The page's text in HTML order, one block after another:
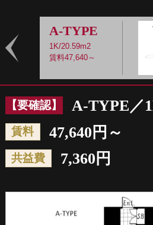
A-TYPE
1K/20.59m2
賃料47,640～
【要確認】 A-TYPE／
賃料 47,640円～
共益費 7,360円